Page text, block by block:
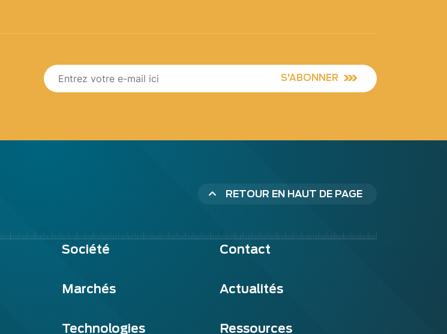
S'ABONNER
RETOUR EN HAUT DE PAGE
Société Contact
Marchés Actualités
Technologies Ressources